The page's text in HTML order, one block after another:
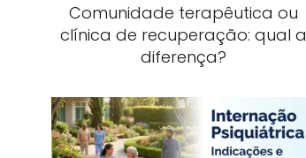
Comunidade terapêutica ou
clínica de recuperação: qual a
diferença?